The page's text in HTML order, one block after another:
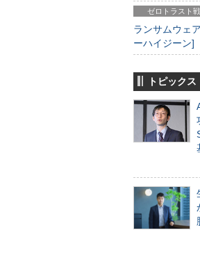
ゼロトラスト
ランサムウェ
ーハイジーン]
トピックス